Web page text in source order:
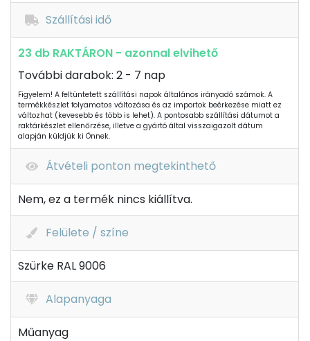
Szállítási idő
23 db RAKTÁRON - azonnal elvihető
További darabok: 2 - 7 nap
Figyelem! A feltüntetett szállítási napok általános irányadó számok. A
termékkészlet folyamatos változása és az importok beérkezése miatt ez
változhat (kevesebb és több is lehet). A pontosabb szállítási dátumot a
raktárkészlet ellenőrzése, illetve a gyártó által visszaigazolt dátum
alapján küldjük ki Önnek.
Átvételi ponton megtekinthető
Nem, ez a termék nincs kiállítva.
Felülete / színe
Szürke RAL 9006
Alapanyaga
Műanyag